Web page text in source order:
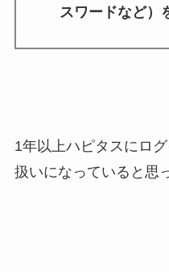
スワードなど）
1年以上ハピタスにロ
扱いになっていると思